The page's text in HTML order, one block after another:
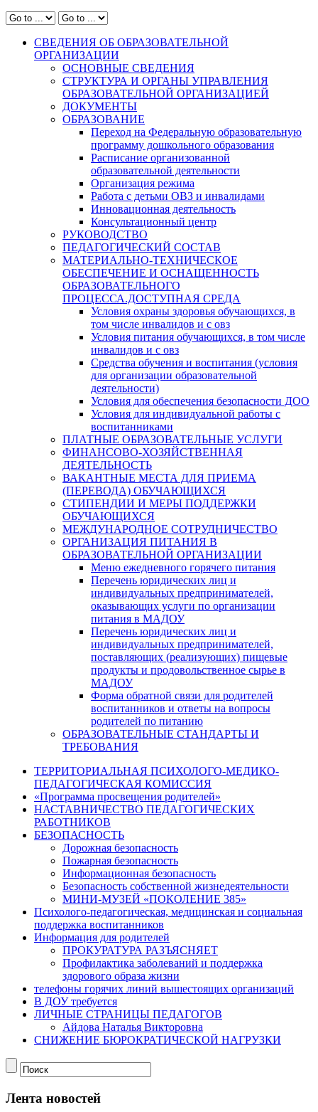
СВЕДЕНИЯ ОБ ОБРАЗОВАТЕЛЬНОЙ
ОРГАНИЗАЦИИ
ОСНОВНЫЕ СВЕДЕНИЯ
СТРУКТУРА И ОРГАНЫ УПРАВЛЕНИЯ
ОБРАЗОВАТЕЛЬНОЙ ОРГАНИЗАЦИЕЙ
ДОКУМЕНТЫ
ОБРАЗОВАНИЕ
Переход на Федеральную образовательную
программу дошкольного образования
Расписание организованной
образовательной деятельности
Организация режима
Работа с детьми ОВЗ и инвалидами
Инновационная деятельность
Консультационный центр
РУКОВОДСТВО
ПЕДАГОГИЧЕСКИЙ СОСТАВ
МАТЕРИАЛЬНО-ТЕХНИЧЕСКОЕ
ОБЕСПЕЧЕНИЕ И ОСНАЩЕННОСТЬ
ОБРАЗОВАТЕЛЬНОГО
ПРОЦЕССА.ДОСТУПНАЯ СРЕДА
Условия охраны здоровья обучающихся, в
том числе инвалидов и с овз
Условия питания обучающихся, в том числе
инвалидов и с овз
Средства обучения и воспитания (условия
для организации образовательной
деятельности)
Условия для обеспечения безопасности ДОО
Условия для индивидуальной работы с
воспитанниками
ПЛАТНЫЕ ОБРАЗОВАТЕЛЬНЫЕ УСЛУГИ
ФИНАНСОВО-ХОЗЯЙСТВЕННАЯ
ДЕЯТЕЛЬНОСТЬ
ВАКАНТНЫЕ МЕСТА ДЛЯ ПРИЕМА
(ПЕРЕВОДА) ОБУЧАЮЩИХСЯ
СТИПЕНДИИ И МЕРЫ ПОДДЕРЖКИ
ОБУЧАЮЩИХСЯ
МЕЖДУНАРОДНОЕ СОТРУДНИЧЕСТВО
ОРГАНИЗАЦИЯ ПИТАНИЯ В
ОБРАЗОВАТЕЛЬНОЙ ОРГАНИЗАЦИИ
Меню ежедневного горячего питания
Перечень юридических лиц и
индивидуальных предпринимателей,
оказывающих услуги по организации
питания в МАДОУ
Перечень юридических лиц и
индивидуальных предпринимателей,
поставляющих (реализующих) пищевые
продукты и продовольственное сырье в
МАДОУ
Форма обратной связи для родителей
воспитанников и ответы на вопросы
родителей по питанию
ОБРАЗОВАТЕЛЬНЫЕ СТАНДАРТЫ И
ТРЕБОВАНИЯ
ТЕРРИТОРИАЛЬНАЯ ПСИХОЛОГО-МЕДИКО-
ПЕДАГОГИЧЕСКАЯ КОМИССИЯ
«Программа просвещения родителей»
НАСТАВНИЧЕСТВО ПЕДАГОГИЧЕСКИХ
РАБОТНИКОВ
БЕЗОПАСНОСТЬ
Дорожная безопасность
Пожарная безопасность
Информационная безопасность
Безопасность собственной жизнедеятельности
МИНИ-МУЗЕЙ «ПОКОЛЕНИЕ 385»
Психолого-педагогическая, медицинская и социальная
поддержка воспитанников
Информация для родителей
ПРОКУРАТУРА РАЗЪЯСНЯЕТ
Профилактика заболеваний и поддержка
здорового образа жизни
телефоны горячих линий вышестоящих организаций
В ДОУ требуется
ЛИЧНЫЕ СТРАНИЦЫ ПЕДАГОГОВ
Айдова Наталья Викторовна
СНИЖЕНИЕ БЮРОКРАТИЧЕСКОЙ НАГРУЗКИ
Лента новостей